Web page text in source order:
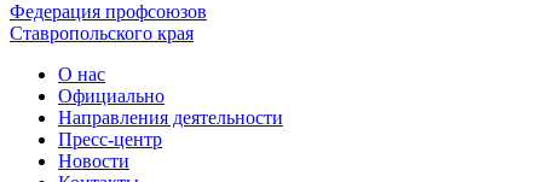
Федерация профсоюзов
Ставропольского края
О нас
Официально
Направления деятельности
Пресс-центр
Новости